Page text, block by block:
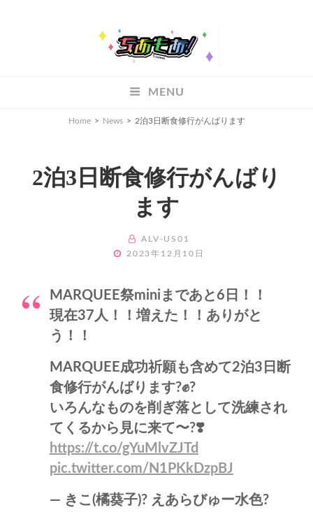
MENU
Home > News > 2泊3日断食修行がんばります
2泊3日断食修行がんばり
ます
BY
ALV-US01
POSTED
2023年12月10日
MARQUEE祭miniまであと6日！！
現在37人！！増えた！！ありがと
う！！
MARQUEE成功祈願も含めて2泊3日断
食修行がんばります?✊?
いろんなものを削ぎ落として洗練され
てくるから見に来て〜?❣️
https://t.co/gYuMlvZJTd
pic.twitter.com/N1PKkDzpBJ
— きこ(橘葵子)? えあらびゅー水色?